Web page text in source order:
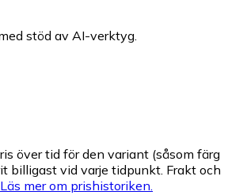
stöd av AI-verktyg.
över tid för den variant (såsom färg
billigast vid varje tidpunkt. Frakt och
Läs mer om prishistoriken.